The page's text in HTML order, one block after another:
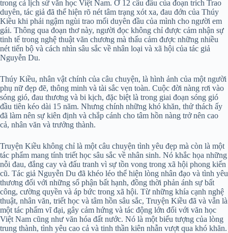
trong cả lịch sử văn học Việt Nam. Ở 12 câu đầu của đoạn trích Trao
duyên, tác giả đã thể hiện rõ nét tâm trạng xót xa, đau đớn của Thúy
Kiều khi phải ngậm ngùi trao mối duyên đầu của mình cho người em
gái. Thông qua đoạn thơ này, người đọc không chỉ được cảm nhận sự
tinh tế trong nghệ thuật văn chương mà thấu cảm được những nhiều
nét tiến bộ và cách nhìn sâu sắc về nhân loại và xã hội của tác giả
Nguyễn Du.
Thúy Kiều, nhân vật chính của câu chuyện, là hình ảnh của một người
phụ nữ đẹp đẽ, thông minh và tài sắc vẹn toàn. Cuộc đời nàng rơi vào
sóng gió, đau thương và bi kịch, đặc biệt là trong giai đoạn sóng gió
đầu tiên kéo dài 15 năm. Nhưng chính những khó khăn, thử thách ấy
đã làm nên sự kiên định và chắp cánh cho tâm hồn nàng trở nên cao
cả, nhân văn và trưởng thành.
Truyện Kiều không chỉ là một câu chuyện tình yêu đẹp mà còn là một
tác phẩm mang tính triết học sâu sắc về nhân sinh. Nó khắc họa những
nỗi đau, đắng cay và đấu tranh vì sự tồn vong trong xã hội phong kiến
cũ. Tác giả Nguyễn Du đã khéo léo thể hiện lòng nhân đạo và tình yêu
thương đối với những số phận bất hạnh, đồng thời phản ánh sự bất
công, cường quyền và áp bức trong xã hội. Từ những khía cạnh nghệ
thuật, nhân văn, triết học và tâm hồn sâu sắc, Truyện Kiều đã và vẫn là
một tác phẩm vĩ đại, gây cảm hứng và tác động lớn đối với văn học
Việt Nam cũng như văn hóa đất nước. Nó là một biểu tượng của lòng
trung thành, tình yêu cao cả và tinh thần kiên nhẫn vượt qua khó khăn.